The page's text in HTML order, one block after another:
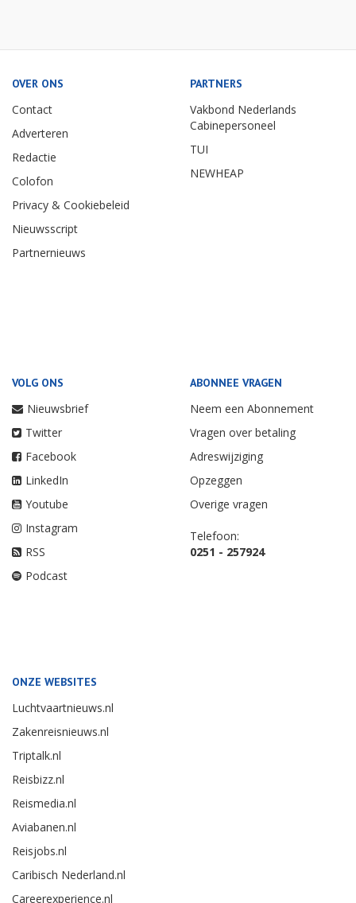
OVER ONS
Contact
Adverteren
Redactie
Colofon
Privacy & Cookiebeleid
Nieuwsscript
Partnernieuws
PARTNERS
Vakbond Nederlands
Cabinepersoneel
TUI
NEWHEAP
VOLG ONS
Nieuwsbrief
Twitter
Facebook
LinkedIn
Youtube
Instagram
RSS
Podcast
ABONNEE VRAGEN
Neem een Abonnement
Vragen over betaling
Adreswijziging
Opzeggen
Overige vragen
Telefoon:
0251 - 257924
ONZE WEBSITES
Luchtvaartnieuws.nl
Zakenreisnieuws.nl
Triptalk.nl
Reisbizz.nl
Reismedia.nl
Aviabanen.nl
Reisjobs.nl
Caribisch Nederland.nl
Careerexperience.nl